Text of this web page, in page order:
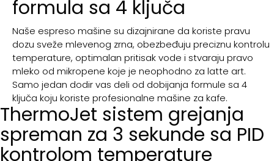
formula sa 4 ključa
Naše espreso mašine su dizajnirane da koriste pravu
dozu sveže mlevenog zrna, obezbeđuju preciznu kontrolu
temperature, optimalan pritisak vode i stvaraju pravo
mleko od mikropene koje je neophodno za latte art.
Samo jedan dodir vas deli od dobijanja formule sa 4
ključa koju koriste profesionalne mašine za kafe.
ThermoJet sistem grejanja
spreman za 3 sekunde sa PID
kontrolom temperature